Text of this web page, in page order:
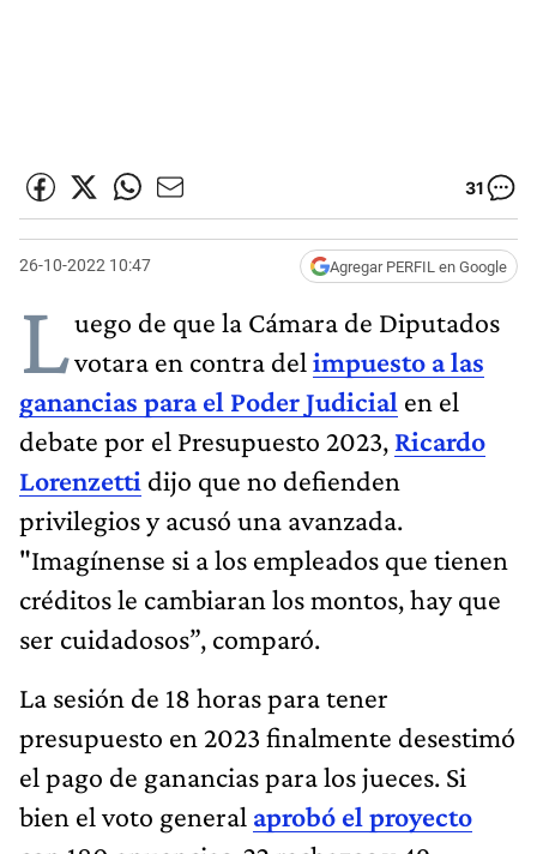
31
26-10-2022 10:47 Agregar PERFIL en Google
Luego de que la Cámara de Diputados
votara en contra del impuesto a las
ganancias para el Poder Judicial en el
debate por el Presupuesto 2023, Ricardo
Lorenzetti dijo que no defienden
privilegios y acusó una avanzada.
"Imagínense si a los empleados que tienen
créditos le cambiaran los montos, hay que
ser cuidadosos”, comparó.
La sesión de 18 horas para tener
presupuesto en 2023 finalmente desestimó
el pago de ganancias para los jueces. Si
bien el voto general aprobó el proyecto